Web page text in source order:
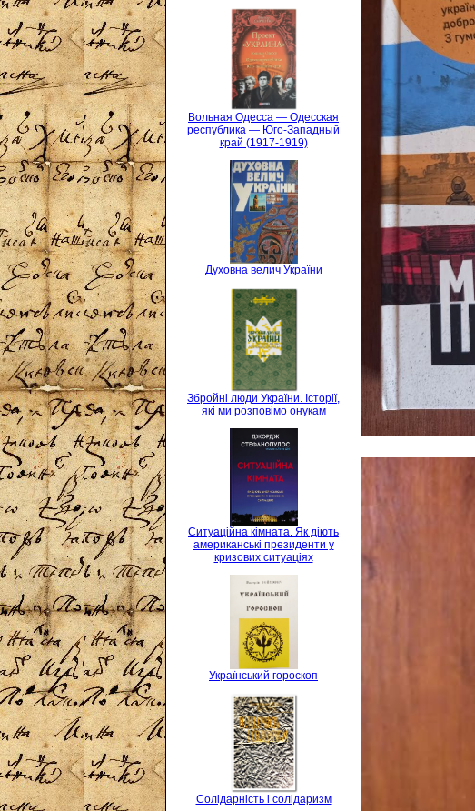
Вольная Одесса — Одесская
республика — Юго-Западный
край (1917-1919)
Духовна велич України
Збройні люди України. Історії,
які ми розповімо онукам
Ситуаційна кімната. Як діють
американські президенти у
кризових ситуаціях
Український гороскоп
Солідарність і солідаризм